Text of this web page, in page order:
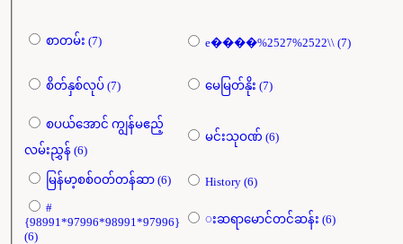
စာတမ်း (7) e����%2527%2522\\ (7)
စိတ်နှစ်လုပ် (7) မေမြတ်နိုး (7)
စပယ်​အောင် ကျွန်မဧည့်
လမ်းညွှန် (6)
မင်းသုဝဏ် (6)
မြန်မာ့စစ်ဝတ်တန်ဆာ (6)
History (6)
#
{98991*97996*98991*97996}
(6)
းဆရာမောင်တင်ဆန်း (6)